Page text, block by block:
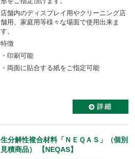
店舗内のディスプレイ用やクリーニング店
舗用、家庭用等様々な場面で使用出来ま
す。
特徴
・印刷可能
・両面に貼合する紙をご指定可能
生分解性複合材料「ＮＥＱＡＳ」（個別
見積商品） 【NEQAS】